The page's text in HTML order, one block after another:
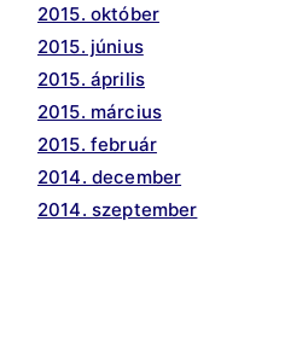
2015. október
2015. június
2015. április
2015. március
2015. február
2014. december
2014. szeptember